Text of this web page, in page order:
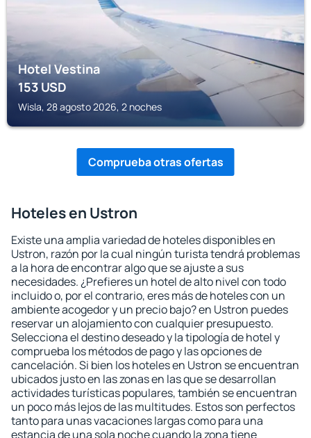
Hotel Vestina
153USD
Wisla, 28 agosto 2026, 2 noches
Comprueba otras ofertas
Hoteles en Ustron
Existe una amplia variedad de hoteles disponibles en
Ustron, razón por la cual ningún turista tendrá problemas
a la hora de encontrar algo que se ajuste a sus
necesidades. ¿Prefieres un hotel de alto nivel con todo
incluido o, por el contrario, eres más de hoteles con un
ambiente acogedor y un precio bajo? en Ustron puedes
reservar un alojamiento con cualquier presupuesto.
Selecciona el destino deseado y la tipología de hotel y
comprueba los métodos de pago y las opciones de
cancelación. Si bien los hoteles en Ustron se encuentran
ubicados justo en las zonas en las que se desarrollan
actividades turísticas populares, también se encuentran
un poco más lejos de las multitudes. Estos son perfectos
tanto para unas vacaciones largas como para una
estancia de una sola noche cuando la zona tiene